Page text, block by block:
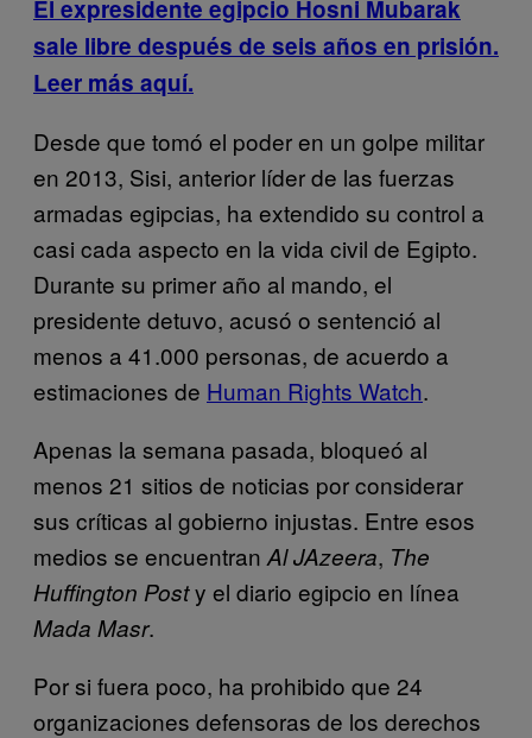
El expresidente egipcio Hosni Mubarak
sale libre después de seis años en prisión.
Leer más aquí.
Desde que tomó el poder en un golpe militar
en 2013, Sisi, anterior líder de las fuerzas
armadas egipcias, ha extendido su control a
casi cada aspecto en la vida civil de Egipto.
Durante su primer año al mando, el
presidente detuvo, acusó o sentenció al
menos a 41.000 personas, de acuerdo a
estimaciones de Human Rights Watch.
Apenas la semana pasada, bloqueó al
menos 21 sitios de noticias por considerar
sus críticas al gobierno injustas. Entre esos
medios se encuentran Al JAzeera, The
Huffington Posty el diario egipcio en línea
Mada Masr.
Por si fuera poco, ha prohibido que 24
organizaciones defensoras de los derechos